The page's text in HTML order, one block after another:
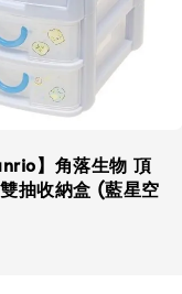
】角落生物 頂
抽收納盒 (藍星空